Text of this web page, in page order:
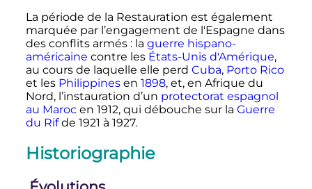
La période de la Restauration est également
marquée par l’engagement de l'Espagne dans
des conflits armés : la guerre hispano-
américaine contre les États-Unis d'Amérique,
au cours de laquelle elle perd Cuba, Porto Rico
et les Philippinesen 1898, et, en Afrique du
Nord, l’instauration d’un protectorat espagnol
au Marocen 1912, qui débouche sur la Guerre
du Rifde 1921 à 1927.
Historiographie